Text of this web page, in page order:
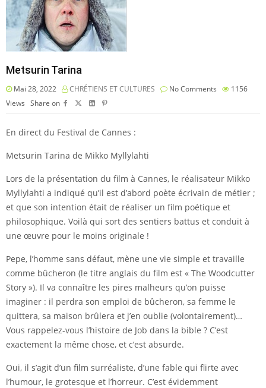
Metsurin Tarina
Mai 28, 2022 CHRÉTIENS ET CULTURES No Comments
1156
Views Share on
En direct du Festival de Cannes :
Metsurin Tarina de Mikko Myllylahti
Lors de la présentation du film à Cannes, le réalisateur Mikko
Myllylahti a indiqué qu’il est d’abord poète écrivain de métier ;
et que son intention était de réaliser un film poétique et
philosophique. Voilà qui sort des sentiers battus et conduit à
une œuvre pour le moins originale !
Pepe, l’homme sans défaut, mène une vie simple et travaille
comme bûcheron (le titre anglais du film est « The Woodcutter
Story »). Il va connaître les pires malheurs qu’on puisse
imaginer : il perdra son emploi de bûcheron, sa femme le
quittera, sa maison brûlera et j’en oublie (volontairement)…
Vous rappelez-vous l’histoire de Job dans la bible ? C’est
exactement la même chose, et c’est absurde.
Oui, il s’agit d’un film surréaliste, d’une fable qui flirte avec
l’humour, le grotesque et l’horreur. C’est évidemment